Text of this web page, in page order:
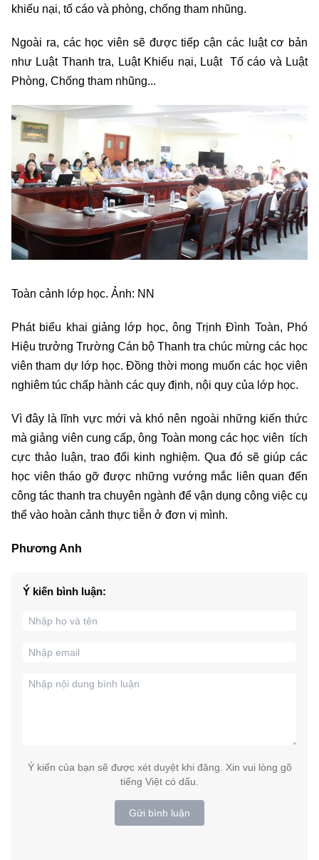
khiếu nại, tố cáo và phòng, chống tham nhũng.
Ngoài ra, các học viên sẽ được tiếp cận các luật cơ bản
như Luật Thanh tra, Luật Khiếu nại, Luật Tố cáo và Luật
Phòng, Chống tham nhũng...
Toàn cảnh lớp học. Ảnh: NN
Phát biểu khai giảng lớp học, ông Trịnh Đình Toàn, Phó
Hiệu trưởng Trường Cán bộ Thanh tra chúc mừng các học
viên tham dự lớp học. Đồng thời mong muốn các học viên
nghiêm túc chấp hành các quy định, nội quy của lớp học.
Vì đây là lĩnh vực mới và khó nên ngoài những kiến thức
mà giảng viên cung cấp, ông Toàn mong các học viên tích
cực thảo luận, trao đổi kinh nghiệm. Qua đó sẽ giúp các
học viên tháo gỡ được những vướng mắc liên quan đến
công tác thanh tra chuyên ngành để vận dụng công việc cụ
thể vào hoàn cảnh thực tiễn ở đơn vị mình.
Phương Anh
Ý kiến bình luận:
Ý kiến của bạn sẽ được xét duyệt khi đăng. Xin vui lòng gõ
tiếng Việt có dấu.
Gửi bình luận